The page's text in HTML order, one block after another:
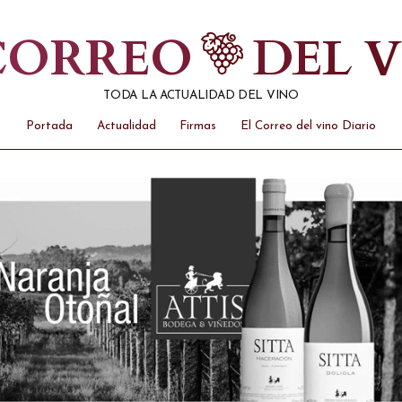
DEL
TODA LA ACTUALIDAD DEL VINO
Portada Actualidad Firmas El Correo del vino Diario